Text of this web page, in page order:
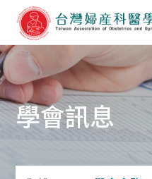
學會訊息